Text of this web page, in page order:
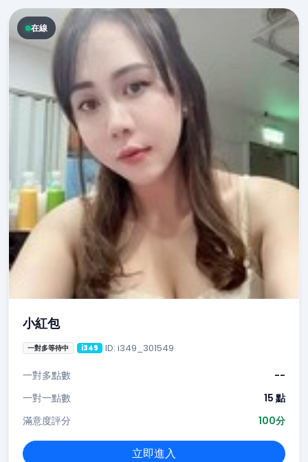
在線
小紅包
一對多等待中 i349 ID: i349_301549
一對多點數
--
一對一點數
15 點
滿意度評分
100分
立即進入